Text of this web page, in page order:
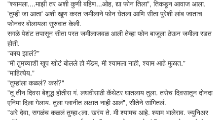
"श्यामला....माझी तर अशी कुणी बहिण...ओह, द्या फोन तिला", तिकडून आवाज आला.
'तुम्ही जा आता' अशी खूण करत जमीलाने फोन घेतला आणि सीता पुरेशी लांब जाताच
फोनवर बोलायला सुरुवात केली.
सगळे पेशंट तपासून सीता परत जमीलाजवळ आली तेव्हा फोन बाजूला ठेऊन जमीला रडत
होती.
"काय झालं?"
"मी तुमच्याशी खूप खोटं बोलले हो मॅडम, मी श्यामला नाही, श्याम आहे मुळात."
"माहित्येय."
"तुम्हांला कळलं? कसं?"
"तू तीन दिवस बेशुद्ध होतीस गं. लघवीसाठी कॅथेटर घातलाय तुला. तसेच दिवसातून दोनदा
एनिमा दिला गेलाय. तुला ग्लानीत लक्षात नाही आलं", सीतेने सांगितलं.
"अरे देवा, सगळंच कळलं तुम्हा<ला. खरंय ते. मी श्यामच आहे. श्याम भालेराव. ज्युनिअर